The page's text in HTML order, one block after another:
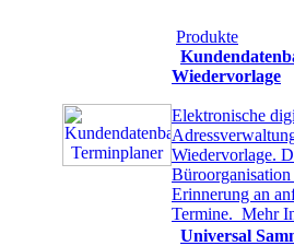
Produkte
Wiedervorlage
Elektronische
Wiedervorlage.
Erinnerung an
Termine. Mehr
Universal